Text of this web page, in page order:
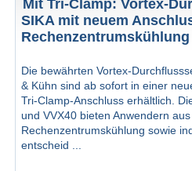
Mit Tri-Clamp: Vortex-
SIKA mit neuem
Rechenzentrumskühlung
Die bewährten Vortex-
& Kühn sind ab sofort in einer
Tri-Clamp-Anschluss erhältlich.
und VVX40 bieten Anwendern
Rechenzentrumskühlung sowie
entscheid ...